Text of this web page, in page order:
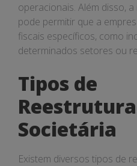
operacionais. Além disso,
pode permitir que a
fiscais específicos, como
determinados setores ou
Tipos de
Societária
Existem diversos tipos de